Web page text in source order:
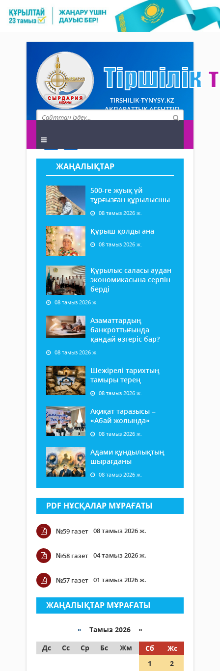
TIRSHILIK-TYNYSY.KZ
АҚПАРАТТЫҚ АГЕНТТІГІ
ЖАҢАЛЫҚТАР
500-ге жуық үй
тұрғызған құрылысшы
08 тамыз 2026 ж.
Құрыш қолды ана
08 тамыз 2026 ж.
Құрылыс саласы аудан
экономикасына серпін
берді
08 тамыз 2026 ж.
Азаматтардың
банкроттығында
қандай өзгеріс бар?
08 тамыз 2026 ж.
Шежірелі тарихтың
тамыры терең
08 тамыз 2026 ж.
Ақиқат таразысы –
«Абай жолында»
08 тамыз 2026 ж.
Адами құндылықтың
шырағданы
08 тамыз 2026 ж.
PDF НҰСҚАЛАР МҰРАҒАТЫ
№59 газет 08 тамыз 2026 ж.
№58 газет 04 тамыз 2026 ж.
№57 газет 01 тамыз 2026 ж.
ЖАҢАЛЫҚТАР МҰРАҒАТЫ
« Тамыз 2026 »
Дс
Сс Ср Бс Жм Сб
Жс
1
2